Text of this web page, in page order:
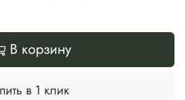
В корзину
в 1 клик